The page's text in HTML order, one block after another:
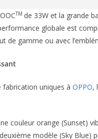
TM de 33W et la grande
globale est
de gamme ou avec
fabrication uniques à OPPO,
couleur orange (Sunset)
modèle (Sky Blue)